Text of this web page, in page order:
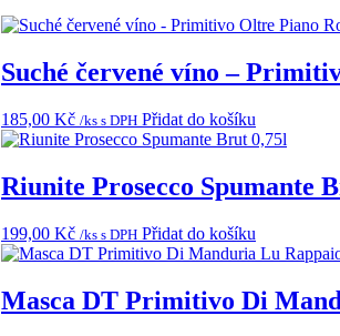
Suché červené víno –
185,00 Kč /ks s DPH Přidat do košíku
Riunite Prosecco Spumante
199,00 Kč /ks s DPH Přidat do košíku
Masca DT Primitivo Di